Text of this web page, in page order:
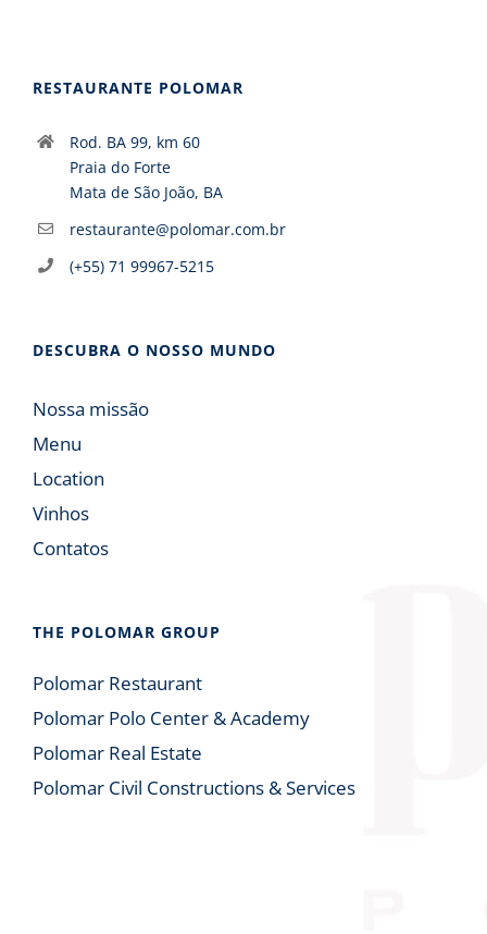
RESTAURANTE POLOMAR
Rod. BA 99, km 60
Praia do Forte
Mata de São João, BA
restaurante@polomar.com.br
(+55) 71 99967-5215
DESCUBRA O NOSSO MUNDO
Nossa missão
Menu
Location
Vinhos
Contatos
THE POLOMAR GROUP
Polomar Restaurant
Polomar Polo Center & Academy
Polomar Real Estate
Polomar Civil Constructions & Services